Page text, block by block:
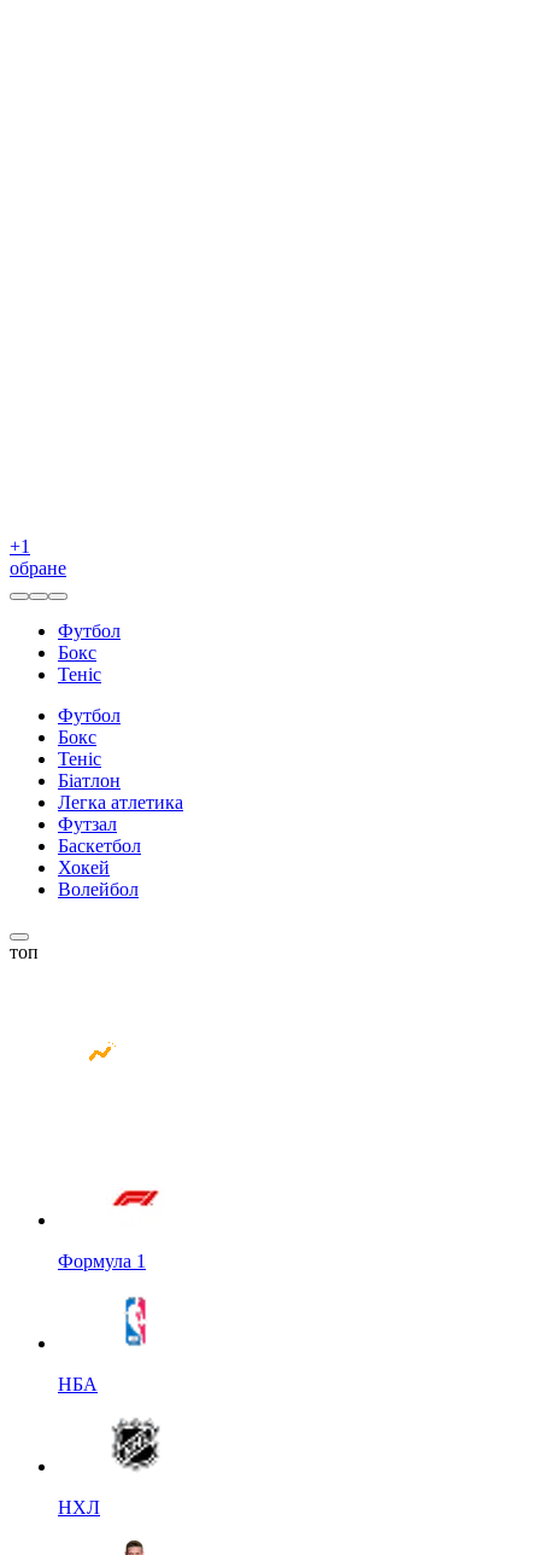
+1
обране
Футбол
Бокс
Теніс
Футбол
Бокс
Теніс
Біатлон
Легка атлетика
Футзал
Баскетбол
Хокей
Волейбол
топ
Формула 1
НБА
НХЛ